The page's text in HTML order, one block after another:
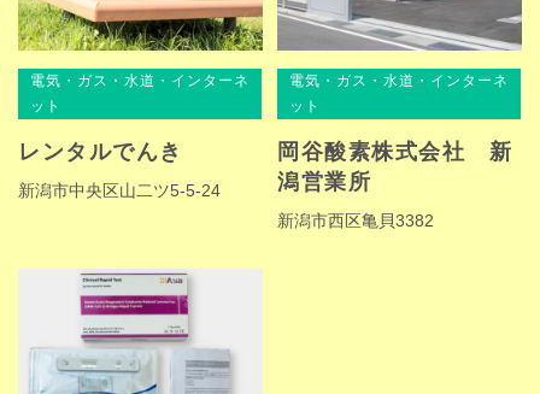
電気・ガス・水道・インターネ
ット
レンタルでんき
新潟市中央区山二ツ5-5-24
電気・ガス・水道・インターネ
ット
岡谷酸素株式会社 新
潟営業所
新潟市西区亀貝3382